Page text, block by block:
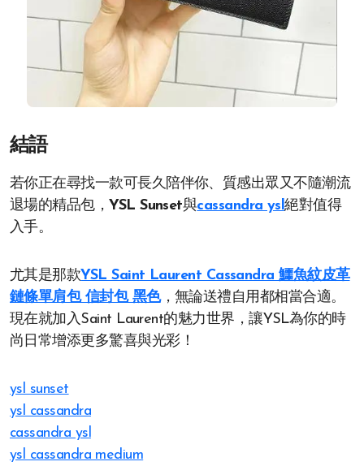
結語
若你正在尋找一款可長久陪伴你、質感出眾又不隨潮流
退場的精品包， YSL Sunset與cassandra ysl絕對值得
入手。
尤其是那款YSL Saint Laurent Cassandra 鱷魚紋皮革
鏈條單肩包 信封包 黑色，無論送禮自用都相當合適。
現在就加入Saint Laurent的魅力世界，讓YSL為你的時
尚日常增添更多驚喜與光彩！
ysl sunset
ysl cassandra
cassandra ysl
ysl cassandra medium